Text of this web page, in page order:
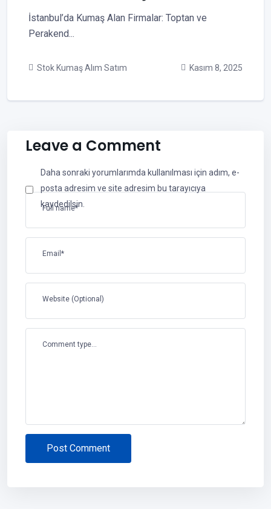
İstanbul’da Kumaş Alan Firmalar: Toptan ve
Perakend...
Stok Kumaş Alım Satım Kasım 8, 2025
Leave a Comment
Full name*
Email*
Website (Optional)
Daha sonraki yorumlarımda kullanılması için adım, e-
posta adresim ve site adresim bu tarayıcıya
kaydedilsin.
Comment type...
Post Comment